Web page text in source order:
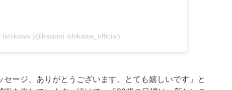
(@kasumi.ishikawa_official)
ージ、ありがとうございます。とても嬉しいです」と